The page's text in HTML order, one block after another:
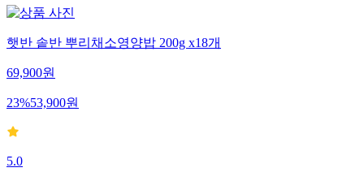
햇반 솥반 뿌리채소영양밥 200g x18개
69,900원
23%53,900원
5.0